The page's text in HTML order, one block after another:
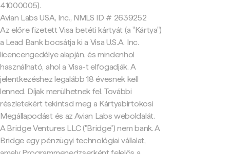
41000005).
Avian Labs USA, Inc., NMLS ID # 2639252
Az előre fizetett Visa betéti kártyát (a "Kártya")
a Lead Bank bocsátja ki a Visa U.S.A. Inc.
licencengedélye alapján, és mindenhol
használható, ahol a Visa-t elfogadják. A
jelentkezéshez legalább 18 évesnek kell
lenned. Díjak merülhetnek fel. További
részletekért tekintsd meg a Kártyabirtokosi
Megállapodást és az Avian Labs weboldalát.
A Bridge Ventures LLC ("Bridge") nem bank. A
Bridge egy pénzügyi technológiai vállalat,